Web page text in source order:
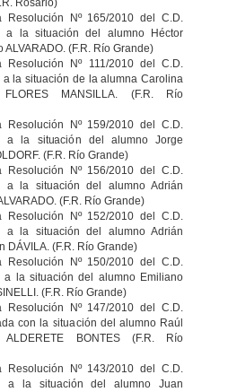
Rosario)
Resolución Nº 165/2010 del C.D.
a la situación del alumno Héctor
ALVARADO. (F.R. Río Grande)
Resolución Nº 111/2010 del C.D.
a la situación de la alumna Carolina
MANSILLA. (F.R. Río
Resolución Nº 159/2010 del C.D.
a la situación del alumno Jorge
(F.R. Río Grande)
Resolución Nº 156/2010 del C.D.
a la situación del alumno Adrián
(F.R. Río Grande)
Resolución Nº 152/2010 del C.D.
a la situación del alumno Adrián
DÁVILA. (F.R. Río Grande)
Resolución Nº 150/2010 del C.D.
a la situación del alumno Emiliano
(F.R. Río Grande)
Resolución Nº 147/2010 del C.D.
con la situación del alumno Raúl
ALDERETE BONTES (F.R. Río
Resolución Nº 143/2010 del C.D.
a la situación del alumno Juan